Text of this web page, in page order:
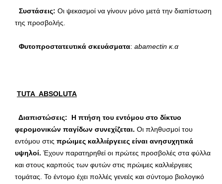
Συστάσεις: Οι ψεκασμοί να γίνουν μόνο μετά την διαπίστωση
της προσβολής.
Φυτοπροστατευτικά σκευάσματα: abamectin κ.α
TUTA ABSOLUTA
Διαπιστώσεις: H πτήση του εντόμου στο δίκτυο
φερομονικών παγίδων συνεχίζεται. Οι πληθυσμοί του
εντόμου στις πρώιμες καλλιέργειες είναι ανησυχητικά
υψηλοί. Έχουν παρατηρηθεί οι πρώτες προσβολές στα φύλλα
και στους καρπούς των φυτών στις πρώιμες καλλιέργειες
τομάτας. Το έντομο έχει πολλές γενεές και σύντομο βιολογικό